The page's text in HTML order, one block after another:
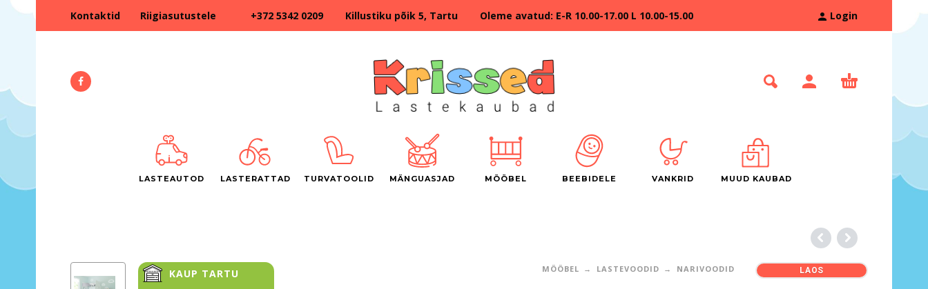
Kontaktid Riigiasutustele +372 5342 0209 Killustiku põik 5, Tartu Oleme avatud: E-R 10.00-17.00 L 10.00-15.00 Login
LASTEAUTOD LASTERATTAD TURVATOOLID MÄNGUASJAD MÖÖBEL BEEBIDELE VANKRID MUUD KAUBAD
KAUP TARTU
MÖÖBEL LASTEVOODID NARIVOODID LAOS